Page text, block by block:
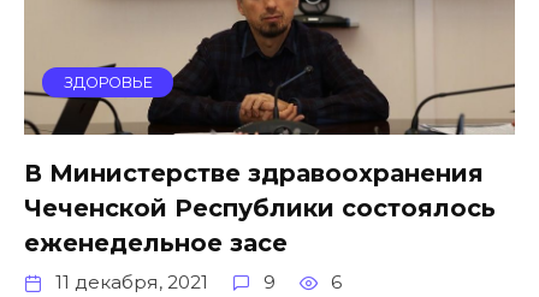
ЗДОРОВЬЕ
В Министерстве здравоохранения
Чеченской Республики состоялось
еженедельное засе
11 декабря, 2021 9 6